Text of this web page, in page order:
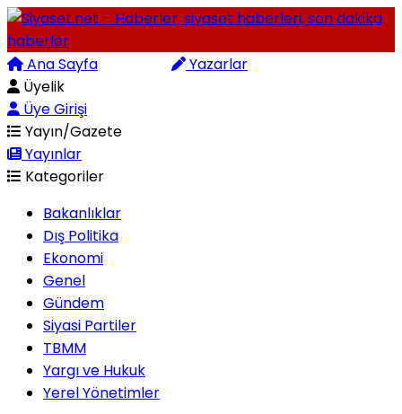
Ana Sayfa
Yazarlar
Üyelik
Üye Girişi
Yayın/Gazete
Yayınlar
Kategoriler
Bakanlıklar
Dış Politika
Ekonomi
Genel
Gündem
Siyasi Partiler
TBMM
Yargı ve Hukuk
Yerel Yönetimler